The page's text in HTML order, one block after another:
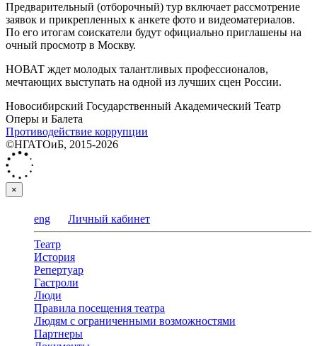
Предварительный (отборочный) тур включает рассмотрение
заявок и прикрепленных к анкете фото и видеоматериалов.
По его итогам соискатели будут официально приглашены на
очный просмотр в Москву.
НОВАТ ждет молодых талантливых профессионалов,
мечтающих выступать на одной из лучших сцен России.
Новосибирский Государственный Академический Театр
Оперы и Балета
Противодействие коррупции
©НГАТОиБ, 2015-2026
×
eng Личный кабинет
Театр
История
Репертуар
Гастроли
Люди
Правила посещения театра
Людям с ограниченными возможностями
Партнеры